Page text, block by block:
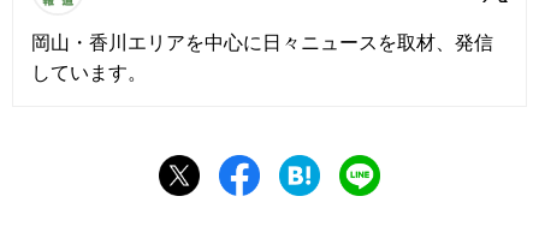
岡山・香川エリアを中心に日々ニュースを取材、発信
しています。